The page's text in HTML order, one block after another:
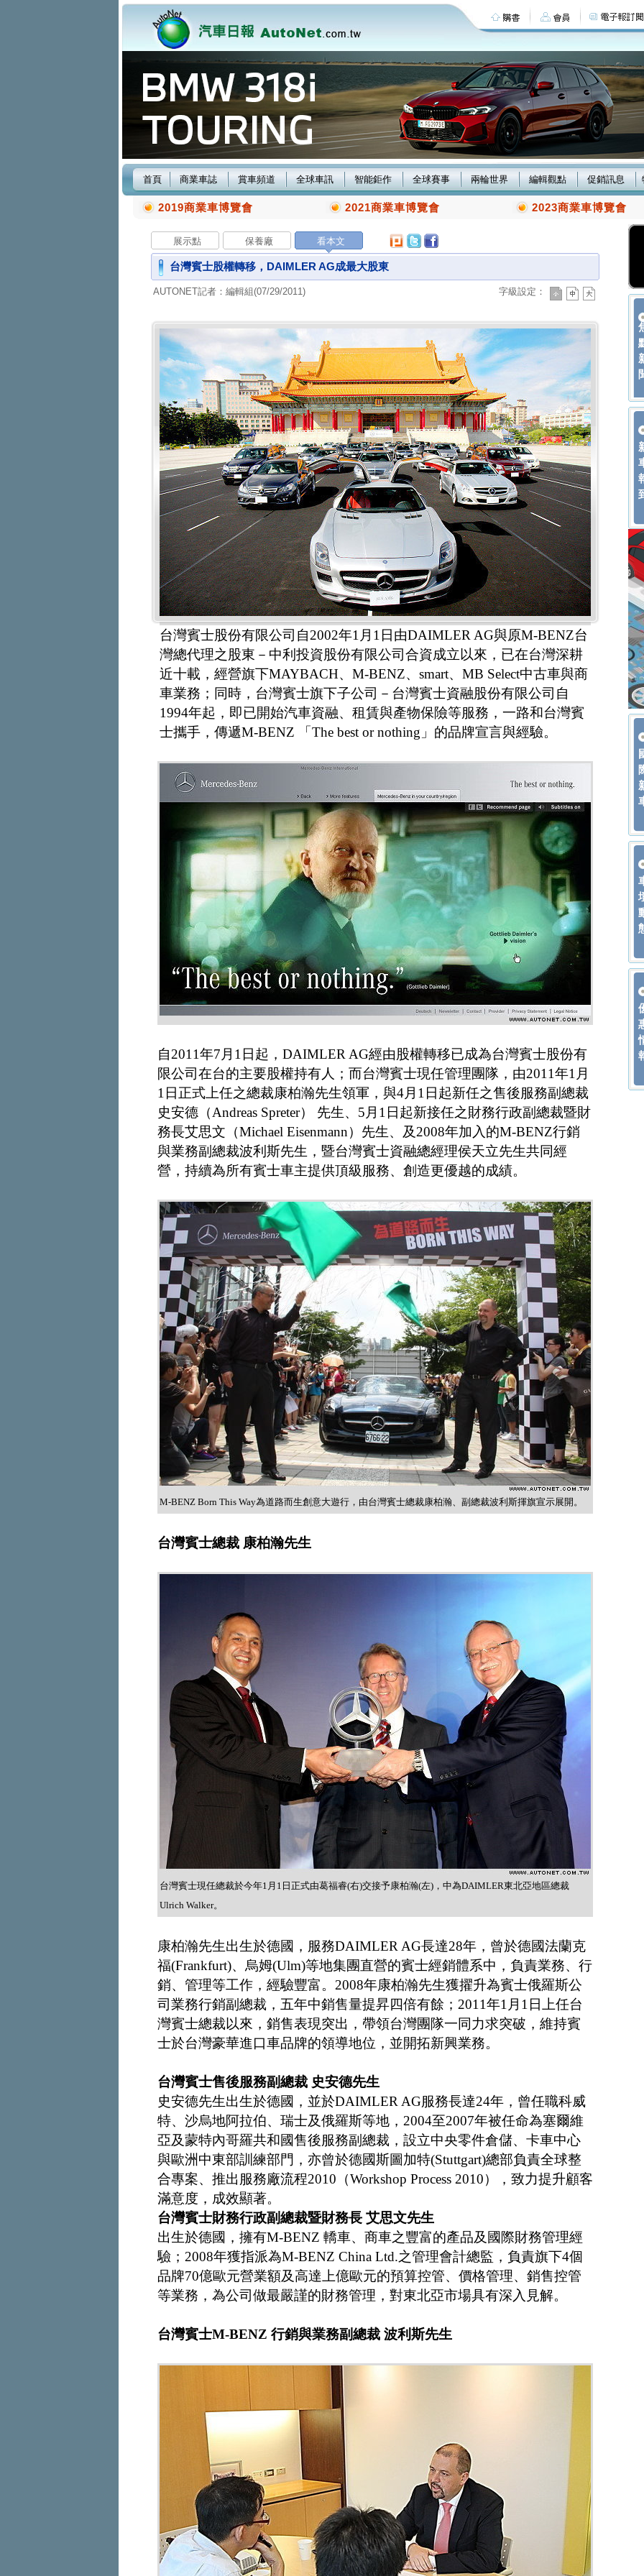
首頁 商業車誌 賞車頻道 全球車訊 智能鉅作 全球賽事 兩輪世界 編輯觀點 促銷訊息
2019商業車博覽會 2021商業車博覽會 2023商業車博覽會
展示點 保養廠 看本文
台灣賓士股權轉移，DAIMLER AG成最大股東
AUTONET記者：編輯組(07/29/2011) 字級設定：
台灣賓士股份有限公司自2002年1月1日由DAIMLER AG與原M-BENZ台
灣總代理之股東－中利投資股份有限公司合資成立以來，已在台灣深耕
近十載，經營旗下MAYBACH、M-BENZ、smart、MB Select中古車與商
車業務；同時，台灣賓士旗下子公司－台灣賓士資融股份有限公司自
1994年起，即已開始汽車資融、租賃與產物保險等服務，一路和台灣賓
士攜手，傳遞M-BENZ 「The best or nothing」的品牌宣言與經驗。
自2011年7月1日起，DAIMLER AG經由股權轉移已成為台灣賓士股份有
限公司在台的主要股權持有人；而台灣賓士現任管理團隊，由2011年1月
1日正式上任之總裁康柏瀚先生領軍，與4月1日起新任之售後服務副總裁
史安德（Andreas Spreter） 先生、5月1日起新接任之財務行政副總裁暨財
務長艾思文（Michael Eisenmann）先生、及2008年加入的M-BENZ行銷
與業務副總裁波利斯先生，暨台灣賓士資融總經理侯天立先生共同經
營，持續為所有賓士車主提供頂級服務、創造更優越的成績。
M-BENZ Born This Way為道路而生創意大遊行，由台灣賓士總裁康柏瀚、副總裁波利斯揮旗宣示展開。
台灣賓士總裁 康柏瀚先生
台灣賓士現任總裁於今年1月1日正式由葛福睿(右)交接予康柏瀚(左)，中為DAIMLER東北亞地區總裁
Ulrich Walker。
康柏瀚先生出生於德國，服務DAIMLER AG長達28年，曾於德國法蘭克
福(Frankfurt)、烏姆(Ulm)等地集團直營的賓士經銷體系中，負責業務、行
銷、管理等工作，經驗豐富。2008年康柏瀚先生獲擢升為賓士俄羅斯公
司業務行銷副總裁，五年中銷售量提昇四倍有餘；2011年1月1日上任台
灣賓士總裁以來，銷售表現突出，帶領台灣團隊一同力求突破，維持賓
士於台灣豪華進口車品牌的領導地位，並開拓新興業務。
台灣賓士售後服務副總裁 史安德先生
史安德先生出生於德國，並於DAIMLER AG服務長達24年，曾任職科威
特、沙烏地阿拉伯、瑞士及俄羅斯等地，2004至2007年被任命為塞爾維
亞及蒙特內哥羅共和國售後服務副總裁，設立中央零件倉儲、卡車中心
與歐洲中東部訓練部門，亦曾於德國斯圖加特(Stuttgart)總部負責全球整
合專案、推出服務廠流程2010（Workshop Process 2010），致力提升顧客
滿意度，成效顯著。
台灣賓士財務行政副總裁暨財務長 艾思文先生
出生於德國，擁有M-BENZ 轎車、商車之豐富的產品及國際財務管理經
驗；2008年獲指派為M-BENZ China Ltd.之管理會計總監，負責旗下4個
品牌70億歐元營業額及高達上億歐元的預算控管、價格管理、銷售控管
等業務，為公司做最嚴謹的財務管理，對東北亞市場具有深入見解。
台灣賓士M-BENZ 行銷與業務副總裁 波利斯先生